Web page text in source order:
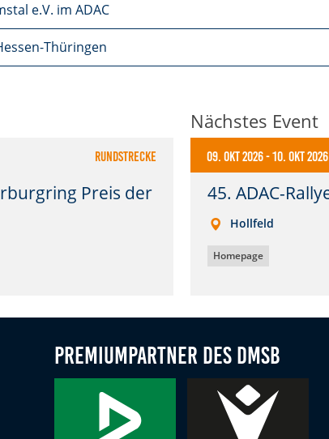
e.V. im ADAC
Thüringen
Rundstrecke
Preis der
Nächstes Event
09. Okt 2026-10. Okt 2026
45. ADAC-
Hollfeld
Homepage
Premiumpartner des DMSB